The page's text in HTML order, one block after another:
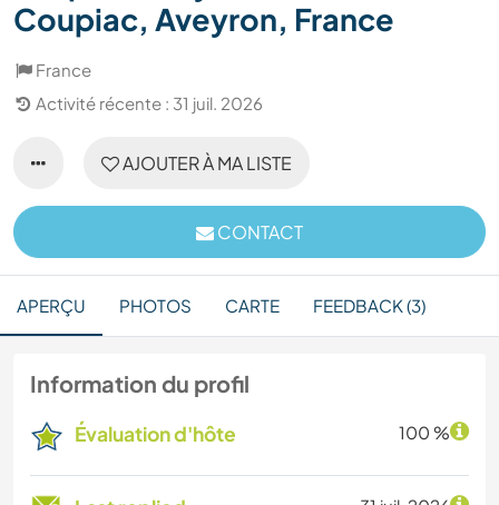
Coupiac, Aveyron, France
France
Activité récente : 31 juil. 2026
AJOUTER À MA LISTE
CONTACT
APERÇU PHOTOS CARTE FEEDBACK (3)
Information du profil
Évaluation d'hôte 100 %